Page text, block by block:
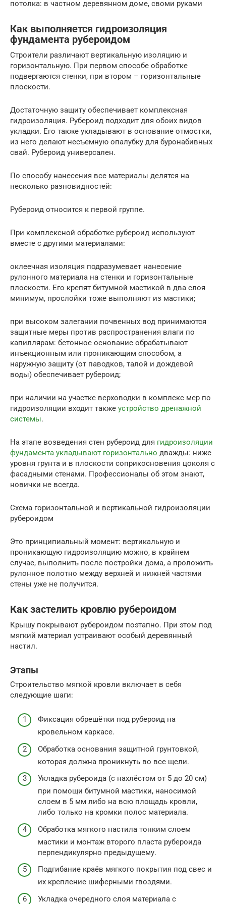
потолка: в частном деревянном доме, своми руками
Как выполняется гидроизоляция
фундамента рубероидом
Строители различают вертикальную изоляцию и
горизонтальную. При первом способе обработке
подвергаются стенки, при втором – горизонтальные
плоскости.
Достаточную защиту обеспечивает комплексная
гидроизоляция. Рубероид подходит для обоих видов
укладки. Его также укладывают в основание отмостки,
из него делают несъемную опалубку для буронабивных
свай. Рубероид универсален.
По способу нанесения все материалы делятся на
несколько разновидностей:
Рубероид относится к первой группе.
При комплексной обработке рубероид используют
вместе с другими материалами:
оклеечная изоляция подразумевает нанесение
рулонного материала на стенки и горизонтальные
плоскости. Его крепят битумной мастикой в два слоя
минимум, прослойки тоже выполняют из мастики;
при высоком залегании почвенных вод принимаются
защитные меры против распространения влаги по
капиллярам: бетонное основание обрабатывают
инъекционным или проникающим способом, а
наружную защиту (от паводков, талой и дождевой
воды) обеспечивает рубероид;
при наличии на участке верховодки в комплекс мер по
гидроизоляции входит также устройство дренажной
системы.
На этапе возведения стен рубероид для гидроизоляции
фундамента укладывают горизонтально дважды: ниже
уровня грунта и в плоскости соприкосновения цоколя с
фасадными стенами. Профессионалы об этом знают,
новички не всегда.
Схема горизонтальной и вертикальной гидроизоляции
рубероидом
Это принципиальный момент: вертикальную и
проникающую гидроизоляцию можно, в крайнем
случае, выполнить после постройки дома, а проложить
рулонное полотно между верхней и нижней частями
стены уже не получится.
Как застелить кровлю рубероидом
Крышу покрывают рубероидом поэтапно. При этом под
мягкий материал устраивают особый деревянный
настил.
Этапы
Строительство мягкой кровли включает в себя
следующие шаги:
Фиксация обрешётки под рубероид на
кровельном каркасе.
Обработка основания защитной грунтовкой,
которая должна проникнуть во все щели.
Укладка рубероида (с нахлёстом от 5 до 20 см)
при помощи битумной мастики, наносимой
слоем в 5 мм либо на всю площадь кровли,
либо только на кромки полос материала.
Обработка мягкого настила тонким слоем
мастики и монтаж второго пласта рубероида
перпендикулярно предыдущему.
Подгибание краёв мягкого покрытия под свес и
их крепление шиферными гвоздями.
Укладка очередного слоя материала с